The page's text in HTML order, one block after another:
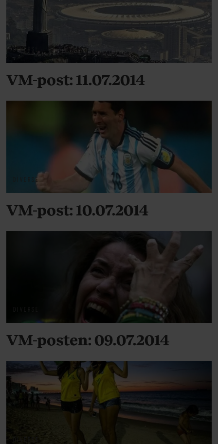
DIVERSE
VM-post: 11.07.2014
DIVERSE
VM-post: 10.07.2014
VM-posten: 09.07.2014